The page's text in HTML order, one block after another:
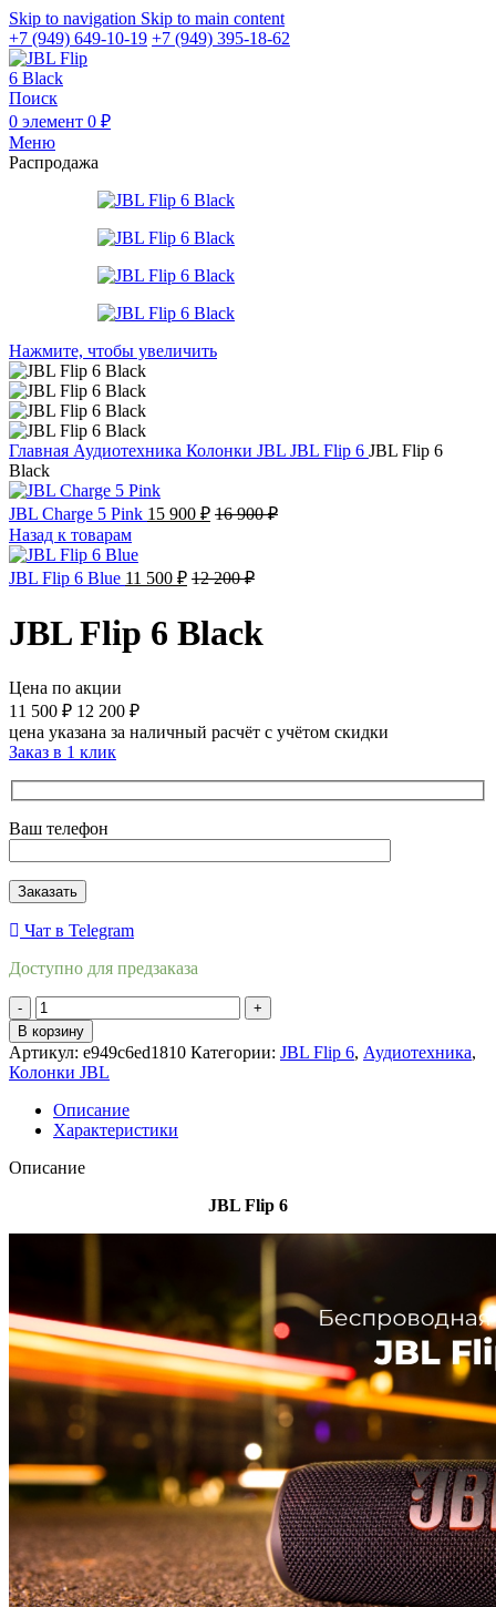
Skip to navigation Skip to main content
+7 (949) 649-10-19 +7 (949) 395-18-62
Поиск
0 элемент 0 ₽
Меню
Распродажа
Нажмите, чтобы увеличить
Главная Аудиотехника Колонки JBL JBL Flip 6 JBL Flip 6
Black
JBL Charge 5 Pink 15 900 ₽ 16 900₽
Назад к товарам
JBL Flip 6 Blue 11 500 ₽ 12 200₽
JBL Flip 6 Black
Цена по акции
11 500 ₽ 12 200 ₽
цена указана за наличный расчёт с учётом скидки
Заказ в 1 клик
Ваш телефон
Чат в Telegram
Доступно для предзаказа
Количество
товара
JBL
Flip
6
Black
В корзину
Артикул: e949c6ed1810 Категории: JBL Flip 6, Аудиотехника,
Колонки JBL
Описание
Характеристики
Описание
JBL Flip 6